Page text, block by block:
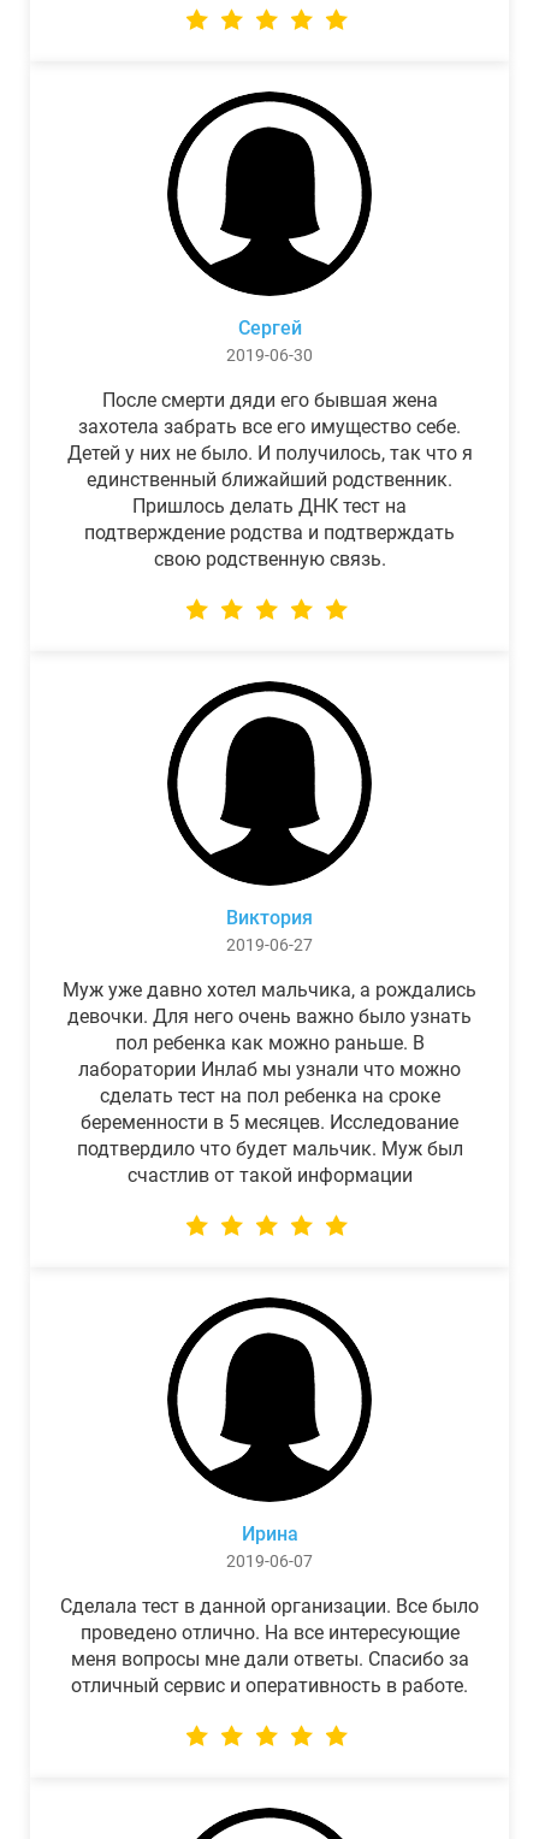
Сергей
2019-06-30
После смерти дяди его бывшая жена
захотела забрать все его имущество себе.
Детей у них не было. И получилось, так что я
единственный ближайший родственник.
Пришлось делать ДНК тест на
подтверждение родства и подтверждать
свою родственную связь.
Виктория
2019-06-27
Муж уже давно хотел мальчика, а рождались
девочки. Для него очень важно было узнать
пол ребенка как можно раньше. В
лаборатории Инлаб мы узнали что можно
сделать тест на пол ребенка на сроке
беременности в 5 месяцев. Исследование
подтвердило что будет мальчик. Муж был
счастлив от такой информации
Ирина
2019-06-07
Сделала тест в данной организации. Все было
проведено отлично. На все интересующие
меня вопросы мне дали ответы. Спасибо за
отличный сервис и оперативность в работе.